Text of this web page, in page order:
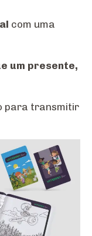
com uma
um presente,
para transmitir